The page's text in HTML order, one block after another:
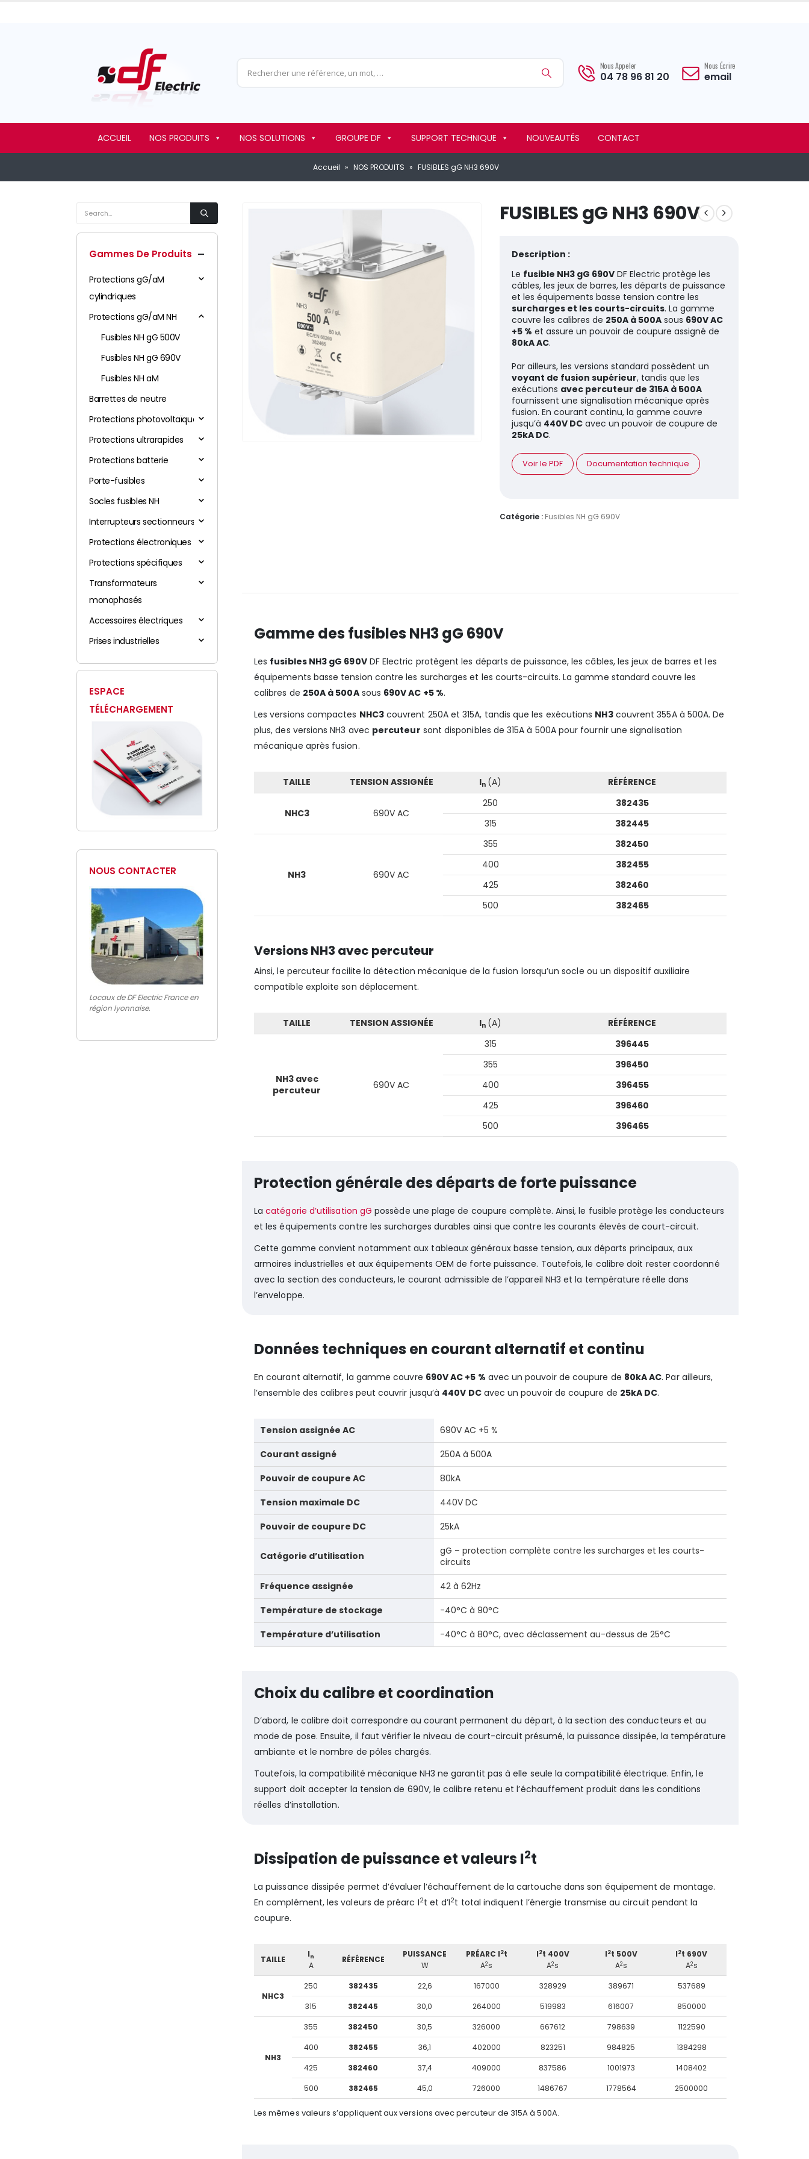
Nous Appeler
04 78 96 81 20
Nous Écrire
email
ACCUEIL NOS PRODUITS NOS SOLUTIONS GROUPE DF SUPPORT TECHNIQUE NOUVEAUTÉS CONTACT
Accueil » NOS PRODUITS » FUSIBLES gG NH3 690V
FUSIBLES gG NH3 690V
Description :
Le fusible NH3 gG 690VDF Electric protège les
câbles, les jeux de barres, les départs de puissance
et les équipements basse tension contre les
surcharges et les courts-circuits. La gamme
couvre les calibres de 250A à 500Asous 690V AC
+5 % et assure un pouvoir de coupure assigné de
80kA AC.
Par ailleurs, les versions standard possèdent un
voyant de fusion supérieur, tandis que les
exécutions avec percuteur de 315A à 500A
fournissent une signalisation mécanique après
fusion. En courant continu, la gamme couvre
jusqu’à 440V DCavec un pouvoir de coupure de
25kA DC.
Voir le PDF Documentation technique
Catégorie : Fusibles NH gG 690V
Gamme des fusibles NH3 gG 690V
Les fusibles NH3 gG 690VDF Electric protègent les départs de puissance, les câbles, les jeux de barres et les
équipements basse tension contre les surcharges et les courts-circuits. La gamme standard couvre les
calibres de 250A à 500Asous 690V AC +5 %.
Les versions compactes NHC3couvrent 250A et 315A, tandis que les exécutions NH3couvrent 355A à 500A. De
plus, des versions NH3 avec percuteur sont disponibles de 315A à 500A pour fournir une signalisation
mécanique après fusion.
TAILLE TENSION ASSIGNÉE In (A) RÉFÉRENCE
NHC3 690V AC
250
382435
315
382445
NH3 690V AC
355
382450
400
382455
425
382460
500
382465
Versions NH3 avec percuteur
Ainsi, le percuteur facilite la détection mécanique de la fusion lorsqu’un socle ou un dispositif auxiliaire
compatible exploite son déplacement.
TAILLE TENSION ASSIGNÉE In (A) RÉFÉRENCE
NH3 avec
percuteur
690V AC
315
396445
355
396450
400
396455
425
396460
500
396465
Protection générale des départs de forte puissance
Lacatégorie d’utilisation gG possède une plage de coupure complète. Ainsi, le fusible protège les conducteurs
et les équipements contre les surcharges durables ainsi que contre les courants élevés de court-circuit.
Cette gamme convient notamment aux tableaux généraux basse tension, aux départs principaux, aux
armoires industrielles et aux équipements OEM de forte puissance. Toutefois, le calibre doit rester coordonné
avec la section des conducteurs, le courant admissible de l’appareil NH3 et la température réelle dans
l’enveloppe.
Données techniques en courant alternatif et continu
En courant alternatif, la gamme couvre 690V AC +5 % avec un pouvoir de coupure de 80kA AC. Par ailleurs,
l’ensemble des calibres peut couvrir jusqu’à 440V DCavec un pouvoir de coupure de 25kA DC.
Tension assignée AC
690V AC +5 %
Courant assigné
250A à 500A
Pouvoir de coupure AC
80kA
Tension maximale DC
440V DC
Pouvoir de coupure DC
25kA
Catégorie d’utilisation
gG – protection complète contre les surcharges et les courts-
circuits
Fréquence assignée
42 à 62Hz
Température de stockage
-40°C à 90°C
Température d’utilisation
-40°C à 80°C, avec déclassement au-dessus de 25°C
Choix du calibre et coordination
D’abord, le calibre doit correspondre au courant permanent du départ, à la section des conducteurs et au
mode de pose. Ensuite, il faut vérifier le niveau de court-circuit présumé, la puissance dissipée, la température
ambiante et le nombre de pôles chargés.
Toutefois, la compatibilité mécanique NH3 ne garantit pas à elle seule la compatibilité électrique. Enfin, le
support doit accepter la tension de 690V, le calibre retenu et l’échauffement produit dans les conditions
réelles d’installation.
Dissipation de puissance et valeurs I2t
La puissance dissipée permet d’évaluer l’échauffement de la cartouche dans son équipement de montage.
En complément, les valeurs de préarc I2t et d’I2t total indiquent l’énergie transmise au circuit pendant la
coupure.
TAILLE
In
A
RÉFÉRENCE
PUISSANCE
W
PRÉARC I2t
A2s
I2t 400V
A2s
I2t 500V
A2s
I2t 690V
A2s
NHC3
250 382435 22,6 167000 328929 389671
537689
315
382445 30,0 264000 519983 616007 850000
NH3
355 382450 30,5 326000 667612 798639
1122590
400
382455 36,1 402000 823251 984825
1384298
425
382460 37,4 409000 837586 1001973
1408402
500
382465 45,0 726000 1486767 1778564 2500000
Les mêmes valeurs s’appliquent aux versions avec percuteur de 315A à 500A.
Gammes De Produits
Protections gG/aM
cylindriques
Protections gG/aM NH
Fusibles NH gG 500V
Fusibles NH gG 690V
Fusibles NH aM
Barrettes de neutre
Protections photovoltaïques
Protections ultrarapides
Protections batterie
Porte-fusibles
Socles fusibles NH
Interrupteurs sectionneurs
Protections électroniques
Protections spécifiques
Transformateurs
monophasés
Accessoires électriques
Prises industrielles
ESPACE
TÉLÉCHARGEMENT
NOUS CONTACTER
Locaux de DF Electric France en
région lyonnaise.